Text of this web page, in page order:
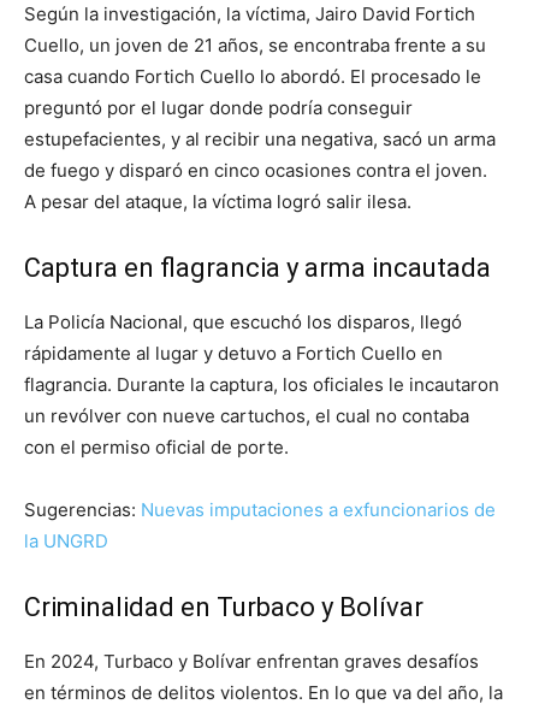
Según la investigación, la víctima, Jairo David Fortich
Cuello, un joven de 21 años, se encontraba frente a su
casa cuando Fortich Cuello lo abordó. El procesado le
preguntó por el lugar donde podría conseguir
estupefacientes, y al recibir una negativa, sacó un arma
de fuego y disparó en cinco ocasiones contra el joven.
A pesar del ataque, la víctima logró salir ilesa.
Captura en flagrancia y arma incautada
La Policía Nacional, que escuchó los disparos, llegó
rápidamente al lugar y detuvo a Fortich Cuello en
flagrancia. Durante la captura, los oficiales le incautaron
un revólver con nueve cartuchos, el cual no contaba
con el permiso oficial de porte.
Sugerencias: Nuevas imputaciones a exfuncionarios de
la UNGRD
Criminalidad en Turbaco y Bolívar
En 2024, Turbaco y Bolívar enfrentan graves desafíos
en términos de delitos violentos. En lo que va del año, la